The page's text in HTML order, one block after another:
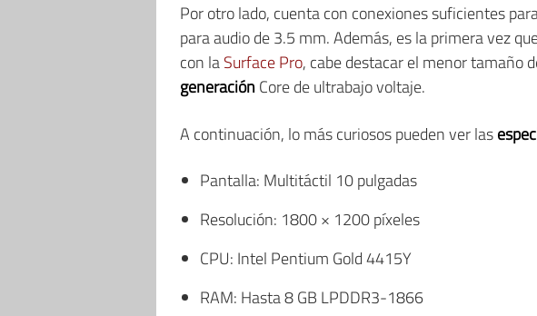
Por otro lado, cuenta con conexiones suficientes
para audio de 3.5 mm. Además, es la primera vez
con laSurface Pro, cabe destacar el menor tamaño
generaciónCore de ultrabajo voltaje.
A continuación, lo más curiosos pueden ver las
Pantalla: Multitáctil 10 pulgadas
Resolución: 1800 × 1200 píxeles
CPU: Intel Pentium Gold 4415Y
RAM: Hasta 8 GB LPDDR3-1866